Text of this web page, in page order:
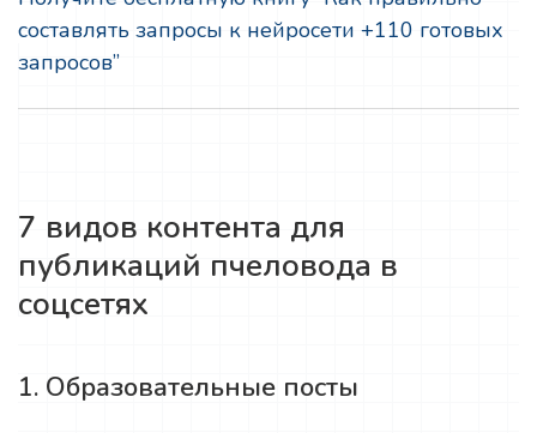
составлять запросы к нейросети +110 готовых
запросов”
7 видов контента для
публикаций пчеловода в
соцсетях
1. Образовательные посты